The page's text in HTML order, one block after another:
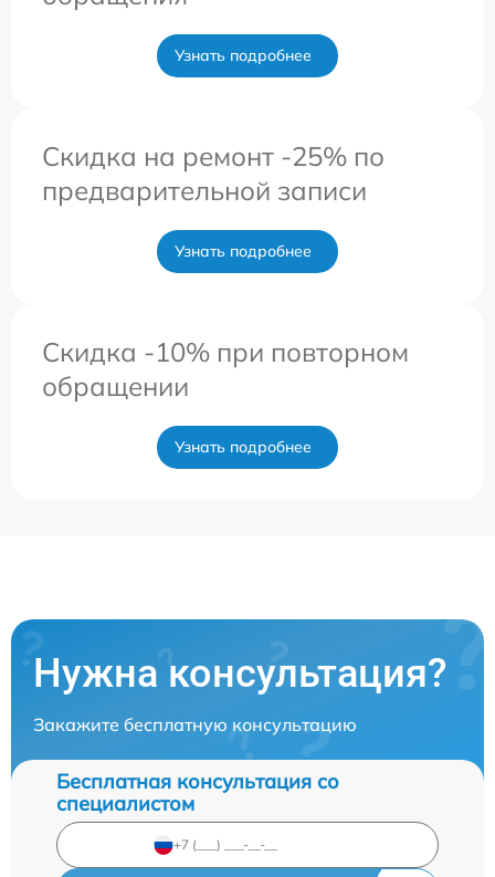
Узнать подробнее
Скидка на ремонт -25% по
предварительной записи
Узнать подробнее
Скидка -10% при повторном
обращении
Узнать подробнее
Нужна консультация?
Закажите бесплатную консультацию
Бесплатная консультация со
специалистом